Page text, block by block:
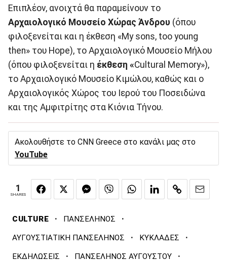
Επιπλέον, ανοιχτά θα παραμείνουν το
Αρχαιολογικό Μουσείο Χώρας Άνδρου (όπου
φιλοξενείται και η έκθεση «My sons, too young
then» του Hope), το Αρχαιολογικό Μουσείο Μήλου
(όπου φιλοξενείται η έκθεση «Cultural Memory»),
το Αρχαιολογικό Μουσείο Κιμώλου, καθώς και ο
Αρχαιολογικός Χώρος του Ιερού του Ποσειδώνα
και της Αμφιτρίτης στα Κιόνια Τήνου.
Ακολουθήστε το CNN Greece στο κανάλι μας στο
YouTube
1
SHARES
CULTURE · ΠΑΝΣΕΛΗΝΟΣ ·
ΑΥΓΟΥΣΤΙΑΤΙΚΗ ΠΑΝΣΕΛΗΝΟΣ · ΚΥΚΛΑΔΕΣ ·
ΕΚΔΗΛΩΣΕΙΣ · ΠΑΝΣΕΛΗΝΟΣ ΑΥΓΟΥΣΤΟΥ ·